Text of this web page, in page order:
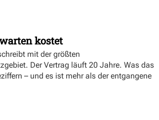
kostet
mit der größten
Der Vertrag läuft 20 Jahre. Was das
– und es ist mehr als der entgangene